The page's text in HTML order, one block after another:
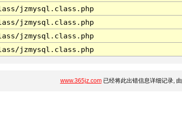
jzmysql.class.php
jzmysql.class.php
jzmysql.class.php
jzmysql.class.php
www.365jz.com已经将此出错信息详细记录,